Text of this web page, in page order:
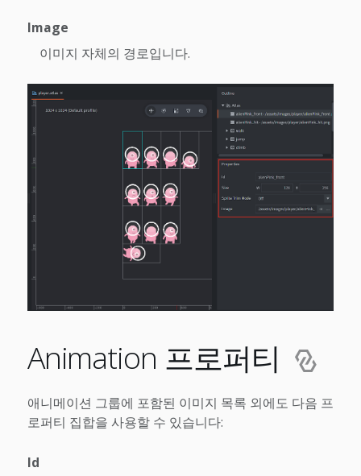
Image
이미지 자체의 경로입니다.
Animation 프로퍼티
애니메이션 그룹에 포함된 이미지 목록 외에도 다음 프
로퍼티 집합을 사용할 수 있습니다:
Id